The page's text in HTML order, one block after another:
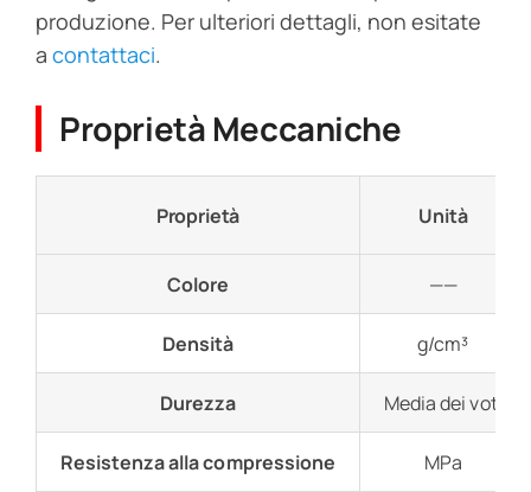
produzione. Per ulteriori dettagli, non esitate
a contattaci.
Proprietà Meccaniche
Proprietà Unità
Colore ——
Densità g/cm³
Durezza Media dei voti
Resistenza alla compressione MPa